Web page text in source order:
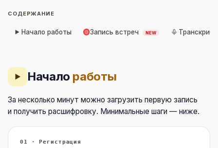
СОДЕРЖАНИЕ
Начало работы Запись встреч NEW
Начало работы
За несколько минут можно загрузить первую запись
и получить расшифровку. Минимальные шаги — ниже.
01 · Регистрация